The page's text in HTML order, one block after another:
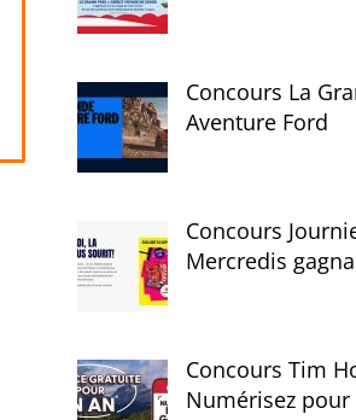
Concours La
Aventure Ford
Concours
Mercredis
Concours Tim
Numérisez pour